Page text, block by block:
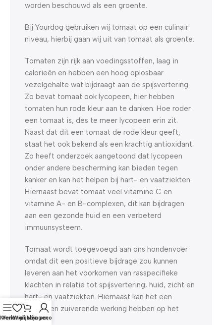
worden beschouwd als een groente.
Bij Yourdog gebruiken wij tomaat op een culinair
niveau, hierbij gaan wij uit van tomaat als groente.
Tomaten zijn rijk aan voedingsstoffen, laag in
calorieën en hebben een hoog oplosbaar
vezelgehalte wat bijdraagt aan de spijsvertering.
Zo bevat tomaat ook lycopeen, hier hebben
tomaten hun rode kleur aan te danken. Hoe roder
een tomaat is, des te meer lycopeen erin zit.
Naast dat dit een tomaat de rode kleur geeft,
staat het ook bekend als een krachtig antioxidant.
Zo heeft onderzoek aangetoond dat lycopeen
onder andere bescherming kan bieden tegen
kanker en kan het helpen bij hart- en vaatziekten.
Hiernaast bevat tomaat veel vitamine C en
vitamine A- en B-complexen, dit kan bijdragen
aan een gezonde huid en een verbeterd
immuunsysteem.
Tomaat wordt toegevoegd aan ons hondenvoer
omdat dit een positieve bijdrage zou kunnen
leveren aan het voorkomen van rasspecifieke
klachten in relatie tot spijsvertering, huid, zicht en
hart- en vaatziekten. Hiernaast kan het een
algemeen zuiverende werking hebben op het
lichaam.
Menu
Verlanglijst
Winkelwagen
Mijn account